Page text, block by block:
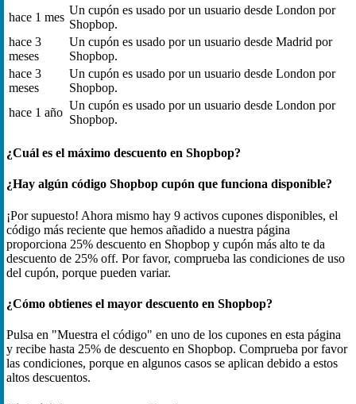
hace 1 mes
Un cupón es usado por un usuario desde London por
Shopbop.
hace 3
meses
Un cupón es usado por un usuario desde Madrid por
Shopbop.
hace 3
meses
Un cupón es usado por un usuario desde London por
Shopbop.
hace 1 año
Un cupón es usado por un usuario desde London por
Shopbop.
¿Cuál es el máximo descuento en Shopbop?
¿Hay algún código Shopbop cupón que funciona disponible?
¡Por supuesto! Ahora mismo hay 9 activos cupones disponibles, el
código más reciente que hemos añadido a nuestra página
proporciona 25% descuento en Shopbop y cupón más alto te da
descuento de 25% off. Por favor, comprueba las condiciones de uso
del cupón, porque pueden variar.
¿Cómo obtienes el mayor descuento en Shopbop?
Pulsa en "Muestra el código" en uno de los cupones en esta página
y recibe hasta 25% de descuento en Shopbop. Comprueba por favor
las condiciones, porque en algunos casos se aplican debido a estos
altos descuentos.